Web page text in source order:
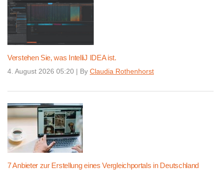
Verstehen Sie, was IntelliJ IDEA ist.
4. August 2026 05:20 | By Claudia Rothenhorst
7 Anbieter zur Erstellung eines Vergleichportals in Deutschland